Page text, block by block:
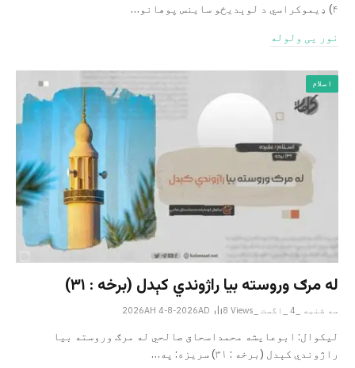
۴) ډیموکراسي د لوېدیځو ساینس پوهانو…
نور یی ولوله
اسلام
له مرګ وروسته بیا راژوندي کېدل (برخه : ۳۱)
سه شنبه _4 _اگست _2026AH 4-8-2026AD 8 Views
لیکوال: ابوعایشه محمداسحاق صالحي له مرګ وروسته بیا
راژوندي کېدل (برخه : ۳۱) سریزه: په…